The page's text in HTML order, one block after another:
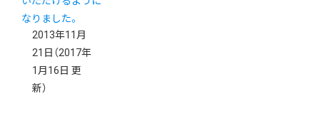
2013年11月
21日 （2017年
1月16日 更
新）